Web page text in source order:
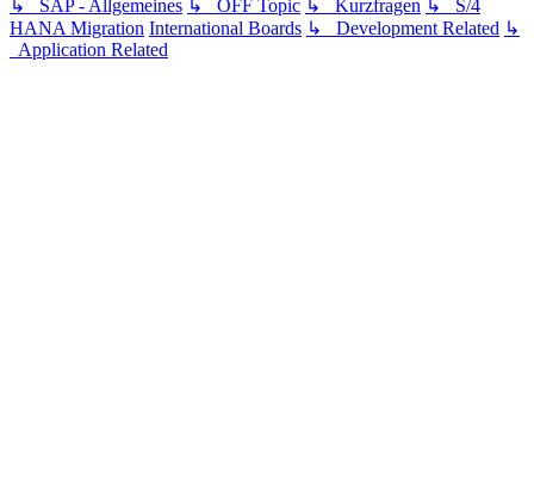
↳ SAP - Allgemeines ↳ OFF Topic ↳ Kurzfragen ↳ S/4
HANA Migration International Boards ↳ Development Related ↳
Application Related